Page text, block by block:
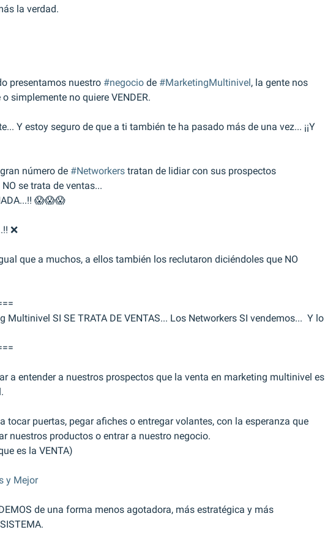
la verdad.
presentamos nuestro #negocio de #MarketingMultinivel, la gente nos
simplemente no quiere VENDER.
Y estoy seguro de que a ti también te ha pasado más de una vez... ¡¡Y
número de #Networkers tratan de lidiar con sus prospectos
se trata de ventas...
😱😱😱
❌
que a muchos, a ellos también los reclutaron diciéndoles que NO
Multinivel SI SE TRATA DE VENTAS... Los Networkers SI vendemos...  Y lo
a entender a nuestros prospectos que la venta en marketing multinivel es
tocar puertas, pegar afiches o entregar volantes, con la esperanza que
nuestros productos o entrar a nuestro negocio.
es la VENTA)
y Mejor
de una forma menos agotadora, más estratégica y más